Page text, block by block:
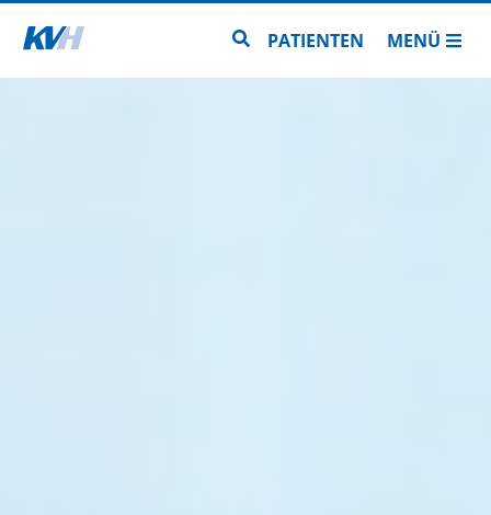
Zur Startseite Zur Seitensuche
PATIENTEN MENÜ